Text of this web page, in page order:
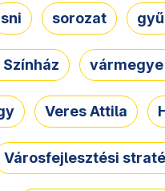
sni sorozat
Veres Attila
Városfejlesztési